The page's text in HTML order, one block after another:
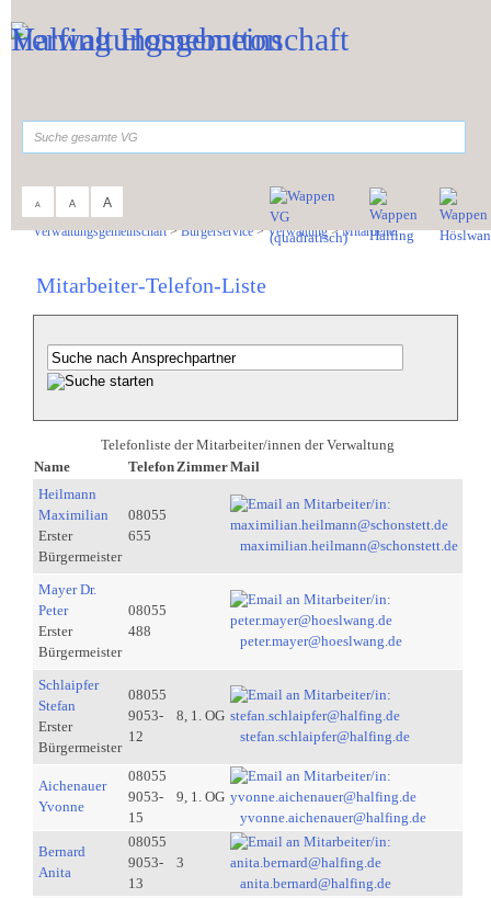
A A A
Verwaltungsgemeinschaft>Bürgerservice>Verwaltung>Mitarbeiter
Mitarbeiter-Telefon-Liste
Telefonliste der Mitarbeiter/innen der Verwaltung
Name
Telefon ZimmerMail
Heilmann
Maximilian
Erster
Bürgermeister
08055
655
maximilian.heilmann@schonstett.de
Mayer Dr.
Peter
Erster
Bürgermeister
08055
488
peter.mayer@hoeslwang.de
Schlaipfer
Stefan
Erster
Bürgermeister
08055
9053-
12
8, 1. OG
stefan.schlaipfer@halfing.de
Aichenauer
Yvonne
08055
9053-
15
9, 1. OG
yvonne.aichenauer@halfing.de
Bernard
Anita
08055
9053-
13
3
anita.bernard@halfing.de